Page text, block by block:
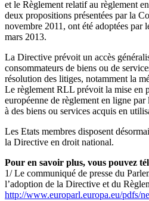
et le Règlement relatif au règlement
deux propositions présentées par la
novembre 2011, ont été adoptées par
mars 2013.
La Directive prévoit un accès
consommateurs de biens ou de
résolution des litiges, notamment la
Le règlement RLL prévoit la mise en
européenne de règlement en ligne
à des biens ou services acquis en
Les Etats membres disposent
la Directive en droit national.
Pour en savoir plus, vous pouvez
1/ Le communiqué de presse du
l’adoption de la Directive et du
http://www.europarl.europa.eu/pdfs/